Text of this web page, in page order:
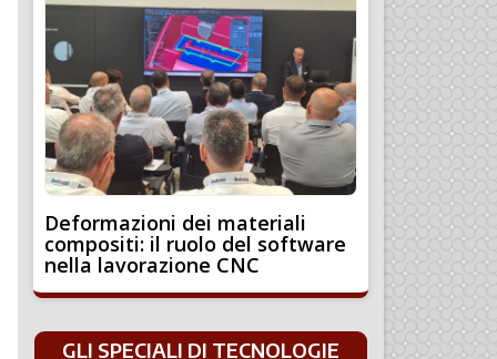
Deformazioni dei materiali
compositi: il ruolo del software
nella lavorazione CNC
GLI SPECIALI DI TECNOLOGIE